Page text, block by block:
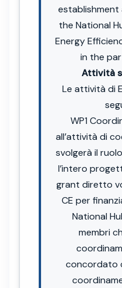
establishment
the National
Energy
in the
Attività
Le attività di
WP1
all’attività di
svolgerà il
l’intero
grant diretto
CE per
National
membri
concordato